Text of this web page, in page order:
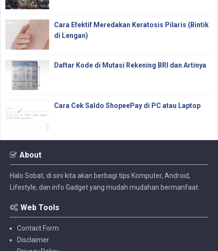
Cara Efektif Meredakan Keratosis Pilaris (Bintik
di Lengan)
Daftar Kode di Mutasi Rekening BRI dan Artinya
Cara Cek Saldo ShopeePay di PC atau Laptop
About
Halo Sobat, di sini kita akan berbagi tips Komputer, Android,
Lifestyle, dan info Gadget yang mudah mudahan bermanfaat.
Web Tools
Contact Form
Disclaimer